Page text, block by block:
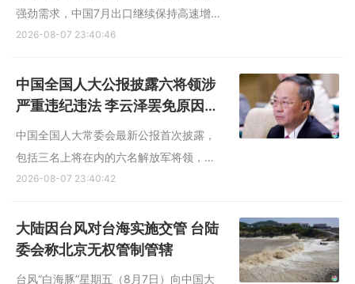
强劲需求，中国7月出口继续保持高速增
长，展现出科技相关制造业的实力，同时
中国海关总署星期五（8月7日）公布的数
据显示，按美元计，7月出口同比增长
2026-08-07 23:40:46
中国全国人大公报披露六将领涉
严重违纪违法 李云泽罢免原因未
列
中国全国人大常委会最新公报首次披露，
包括三名上将在内的六名解放军将领，均
因“涉嫌严重违纪违法”被罢免全国人大代表
监督管理总局原局长李云泽被罢免代表职
务的原因。不过，四川省人大常委会公报
2026-08-07 23:40:42
大陆因台风对台海实施交管 台陆
委会称北京无权管制管辖
台风“白海豚”星期五（8月7日）向中国大